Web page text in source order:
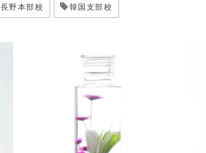
長野本部校 韓国支部校